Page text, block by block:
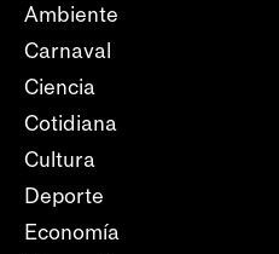
Ambiente
Carnaval
Ciencia
Cotidiana
Cultura
Deporte
Economía